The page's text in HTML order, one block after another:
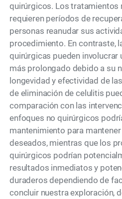
quirúrgicos. Los tratamientos
requieren períodos de
personas reanudar sus
procedimiento. En contraste,
quirúrgicas pueden involucrar
más prolongado debido a su
longevidad y efectividad de
de eliminación de celulitis
comparación con las
enfoques no quirúrgicos
mantenimiento para
deseados, mientras que los
quirúrgicos podrían
resultados inmediatos y
duraderos dependiendo de
concluir nuestra exploración,